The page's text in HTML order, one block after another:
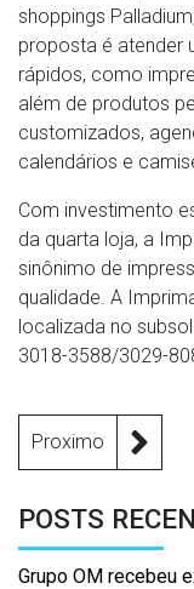
shoppings
proposta é atender
rápidos, como
além de produtos
customizados,
calendários e
Com investimento
da quarta loja, a
sinônimo de
qualidade. A
localizada no
3018-3588/3029-
Proximo
POSTS
Grupo OM recebeu